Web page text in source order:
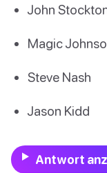
John
Magic
Steve Nash
Jason Kidd
Antwort